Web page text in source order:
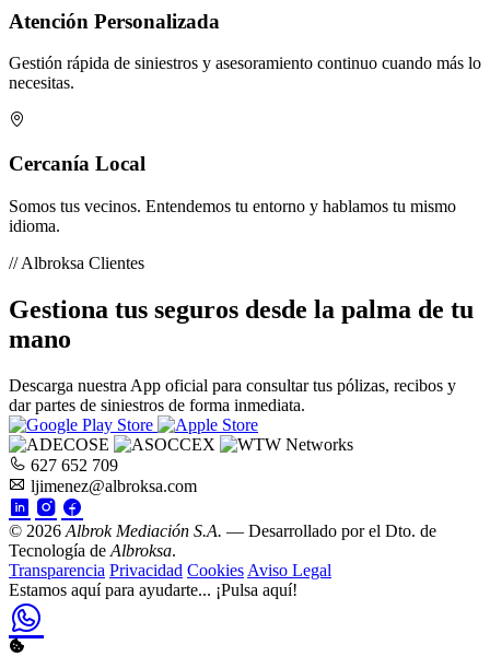
Atención Personalizada
Gestión rápida de siniestros y asesoramiento continuo cuando más lo
necesitas.
Cercanía Local
Somos tus vecinos. Entendemos tu entorno y hablamos tu mismo
idioma.
// Albroksa Clientes
Gestiona tus seguros desde la palma de tu
mano
Descarga nuestra App oficial para consultar tus pólizas, recibos y
dar partes de siniestros de forma inmediata.
627 652 709
ljimenez@albroksa.com
© 2026 Albrok Mediación S.A. — Desarrollado por el Dto. de
Tecnología de Albroksa.
Transparencia Privacidad Cookies Aviso Legal
Estamos aquí para ayudarte... ¡Pulsa aquí!